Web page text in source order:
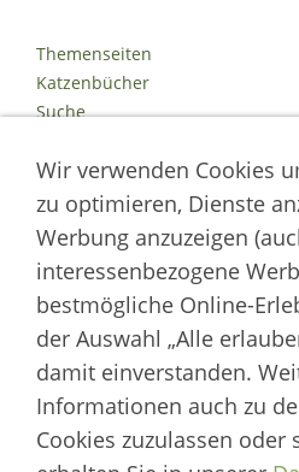
Themenseiten
Katzenbücher
Suche
Impressum
Datenschutz
Cookies
Autor der Welt der Katzen
Fortpflanzung von
Artikel werden regelmäßig aktualisiert
Wir verwenden Cookies
zu optimieren, Dienste
Werbung anzuzeigen
interessenbezogene
bestmögliche Online-
der Auswahl „Alle
damit einverstanden.
Informationen auch zu
Cookies zuzulassen oder